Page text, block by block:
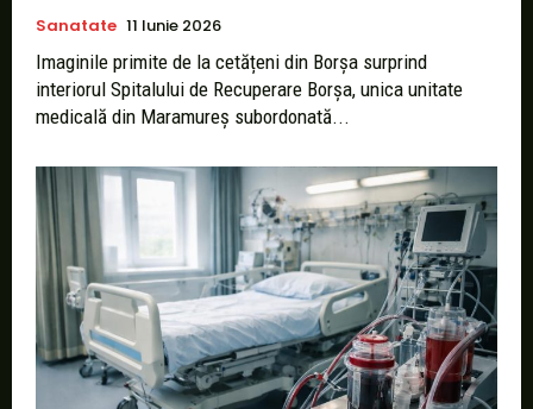
Sanatate 11 Iunie 2026
Imaginile primite de la cetățeni din Borșa surprind
interiorul Spitalului de Recuperare Borșa, unica unitate
medicală din Maramureș subordonată...